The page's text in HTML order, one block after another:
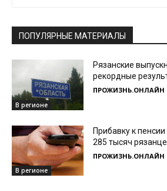
ПОПУЛЯРНЫЕ МАТЕРИАЛЫ
В регионе
Рязанские
рекордные
ПРОЖИЗНЬ.ОНЛАЙН
В регионе
Прибавку к
285 тысяч
ПРОЖИЗНЬ.ОНЛАЙН